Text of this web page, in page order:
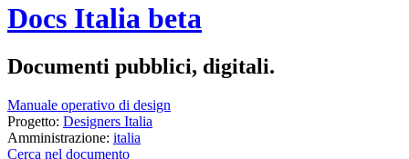
Docs Italia beta
Documenti pubblici, digitali.
Manuale operativo di design
Progetto: Designers Italia
Amministrazione: italia
Cerca nel documento